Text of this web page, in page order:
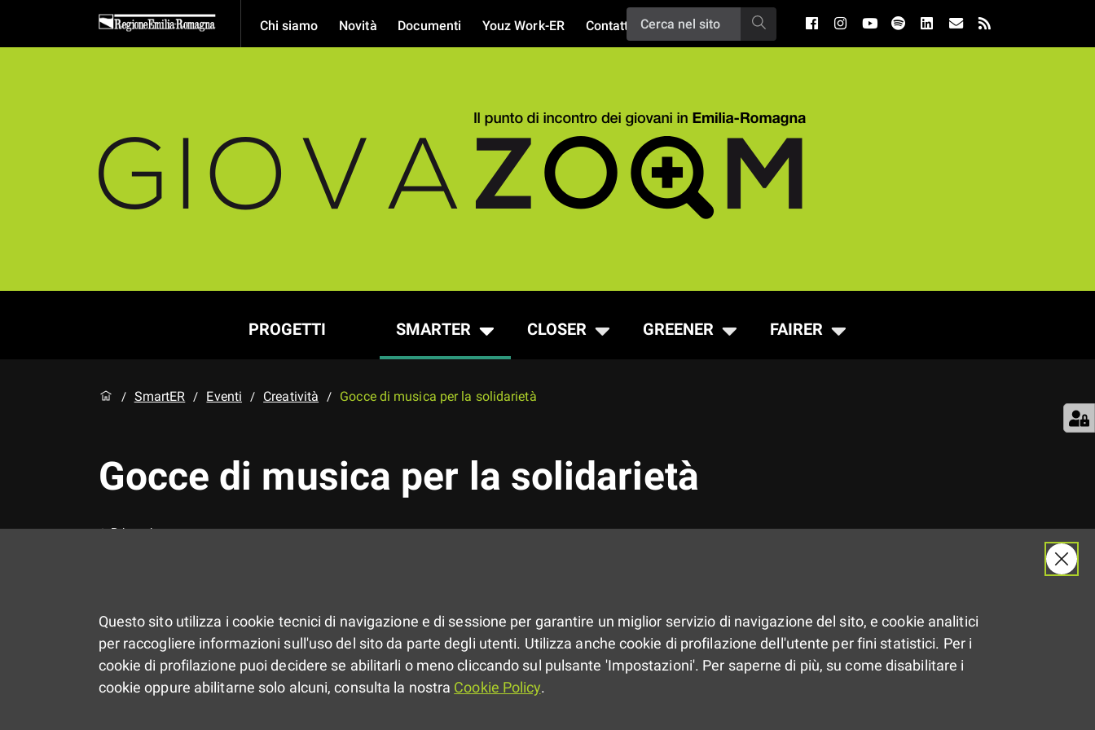
Chi siamo Novità Documenti Youz Work-ER Contatti
PROGETTI SMARTER CLOSER GREENER FAIRER
/ SmartER / Eventi / Creatività / Gocce di musica per la solidarietà
Gocce di musica per la solidarietà
Primo piano
Dalle 19:30 alle21:30
Questo sito utilizza i cookie tecnici di navigazione e di sessione per garantire un miglior servizio di navigazione del sito, e cookie analitici
per raccogliere informazioni sull'uso del sito da parte degli utenti. Utilizza anche cookie di profilazione dell'utente per fini statistici. Per i
cookie di profilazione puoi decidere se abilitarli o meno cliccando sul pulsante 'Impostazioni'. Per saperne di più, su come disabilitare i
cookie oppure abilitarne solo alcuni, consulta la nostra Cookie Policy.